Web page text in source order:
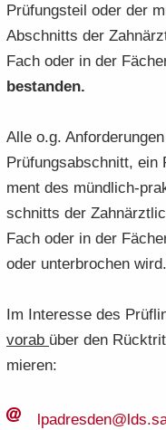
Prü­fungs­teil oder der
Ab­schnitts der
Fach oder in der
be­stan­den.
Alle o.g.
Prü­fungs­ab­schnitt,
ment des mündlich-​
schnitts der
Fach oder in der
oder un­ter­bro­chen wird.
Im In­ter­es­se des
vorab über den
mie­ren: